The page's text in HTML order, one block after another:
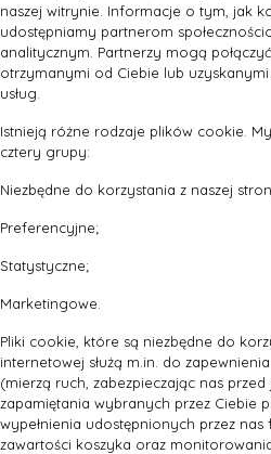
naszej witrynie. Informacje o tym, jak
udostępniamy partnerom
analitycznym. Partnerzy mogą
otrzymanymi od Ciebie lub
usług.
Istnieją różne rodzaje plików cookie.
cztery grupy:
Niezbędne do korzystania z naszej
Preferencyjne;
Statystyczne;
Marketingowe.
Pliki cookie, które są niezbędne do
internetowej służą m.in. do
(mierzą ruch, zabezpieczając nas przed
zapamiętania wybranych przez Ciebie
wypełnienia udostępnionych przez
zawartości koszyka oraz